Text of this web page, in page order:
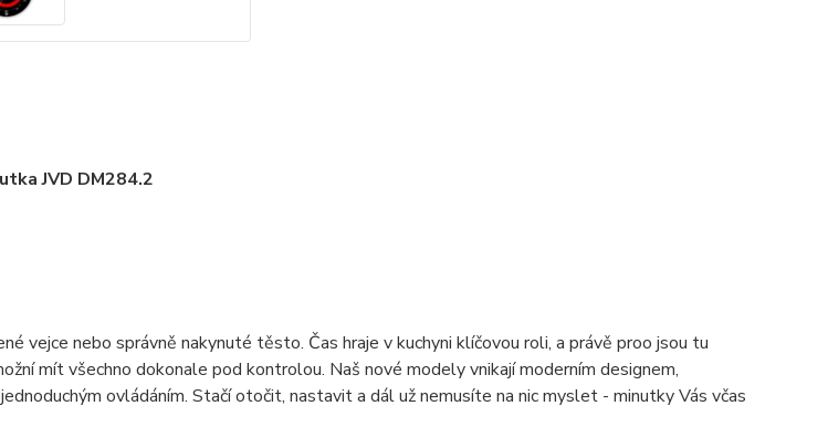
JVD DM284.2
vejce nebo správně nakynuté těsto. Čas hraje v kuchyni klíčovou roli, a právě proo jsou tu
mít všechno dokonale pod kontrolou. Naš nové modely vnikají moderním designem,
ovládáním. Stačí otočit, nastavit a dál už nemusíte na nic myslet - minutky Vás včas